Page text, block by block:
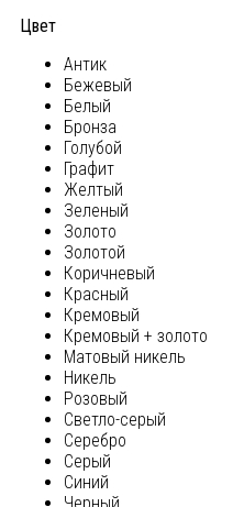
Цвет
Антик
Бежевый
Белый
Бронза
Голубой
Графит
Желтый
Зеленый
Золото
Золотой
Коричневый
Красный
Кремовый
Кремовый + золото
Матовый никель
Никель
Розовый
Светло-серый
Серебро
Серый
Синий